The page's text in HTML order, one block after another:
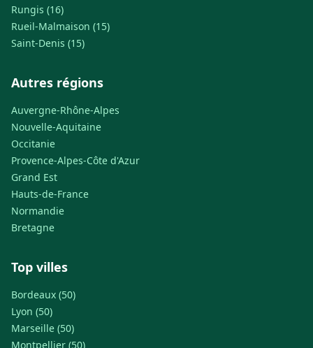
Rungis (16)
Rueil-Malmaison (15)
Saint-Denis (15)
Autres régions
Auvergne-Rhône-Alpes
Nouvelle-Aquitaine
Occitanie
Provence-Alpes-Côte d'Azur
Grand Est
Hauts-de-France
Normandie
Bretagne
Top villes
Bordeaux (50)
Lyon (50)
Marseille (50)
Montpellier (50)